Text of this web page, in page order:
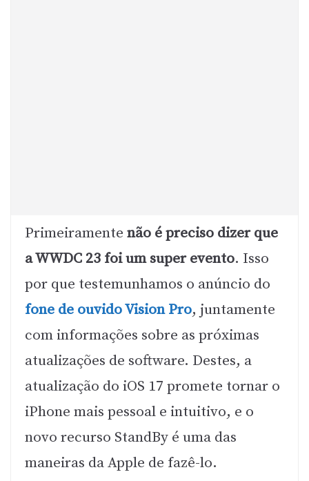
Primeiramente não é preciso dizer que
a WWDC 23 foi um super evento. Isso
por que testemunhamos o anúncio do
fone de ouvido Vision Pro, juntamente
com informações sobre as próximas
atualizações de software. Destes, a
atualização do iOS 17 promete tornar o
iPhone mais pessoal e intuitivo, e o
novo recurso StandBy é uma das
maneiras da Apple de fazê-lo.